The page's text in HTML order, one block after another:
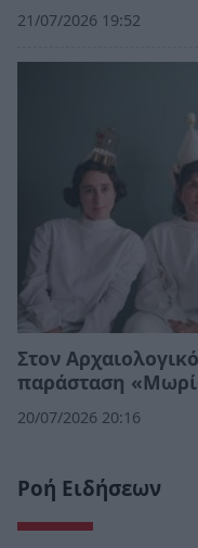
21/07/2026 19:52
Στον
παράσταση
20/07/2026 20:16
Ροή Ειδήσεων